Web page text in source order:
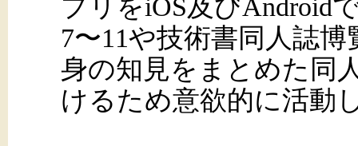
プリをiOS及びAndroid
7〜11や技術書同人誌
身の知見をまとめた同
けるため意欲的に活動